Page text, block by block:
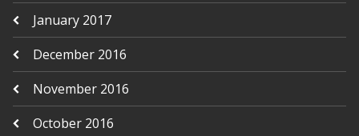
January 2017
December 2016
November 2016
October 2016